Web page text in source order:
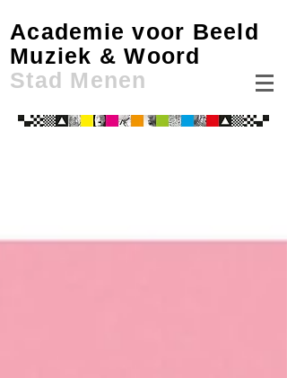
Academie voor Beeld
Muziek & Woord
Stad Menen